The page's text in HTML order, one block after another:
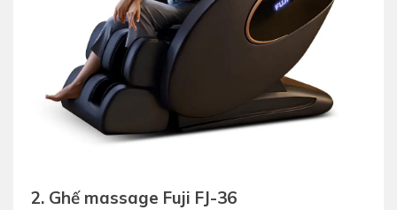
2. Ghế massage Fuji FJ-36